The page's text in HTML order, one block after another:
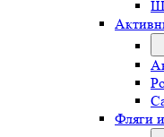
Фляги